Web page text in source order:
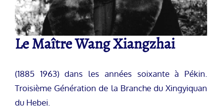
Le Maître Wang Xiangzhai
(1885 1963) dans les années soixante à Pékin.
Troisième Génération de la Branche du Xingyiquan
du Hebei.